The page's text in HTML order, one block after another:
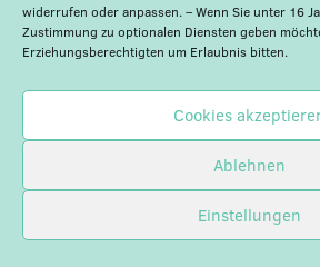
widerrufen oder anpassen. – Wenn Sie unter 16
Zustimmung zu optionalen Diensten geben
Erziehungsberechtigten um Erlaubnis bitten.
Cookies
Ablehnen
Einstellungen
© Blockchain Europe |Impressum
Datenschutzerklärung